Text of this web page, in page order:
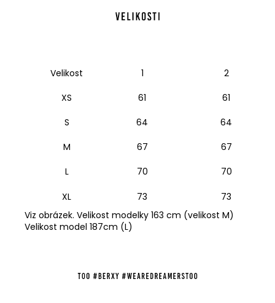
Velikost 1
2
XS
61
61
S
64
64
M
67
67
L
70 70
XL 73
73
Viz obrázek. Velikost modelky 163 cm (velikost M)
Velikost model 187cm (L)